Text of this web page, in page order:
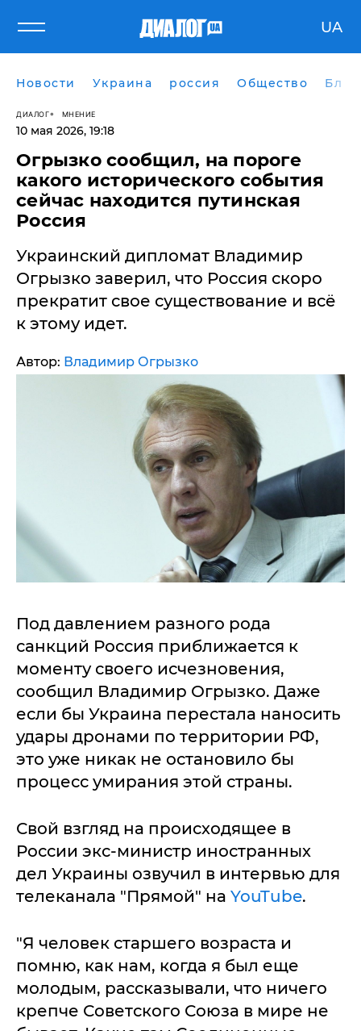
UA
Новости Украина россия Общество
ДИАЛОГ МНЕНИЕ
10 мая 2026, 19:18
Огрызко сообщил, на пороге
какого исторического события
сейчас находится путинская
Россия
Украинский дипломат Владимир
Огрызко заверил, что Россия скоро
прекратит свое существование и всё
к этому идет.
Автор: Владимир Огрызко
Под давлением разного рода
санкций Россия приближается к
моменту своего исчезновения,
сообщил Владимир Огрызко. Даже
если бы Украина перестала наносить
удары дронами по территории РФ,
это уже никак не остановило бы
процесс умирания этой страны.
Свой взгляд на происходящее в
России экс-министр иностранных
дел Украины озвучил в интервью для
телеканала "Прямой" на YouTube.
"Я человек старшего возраста и
помню, как нам, когда я был еще
молодым, рассказывали, что ничего
крепче Советского Союза в мире не